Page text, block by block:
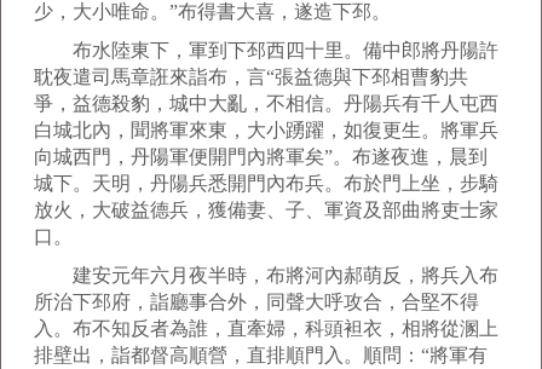
少，大小唯命。”布得書大喜，遂造下邳。
布水陸東下，軍到下邳西四十里。備中郎將丹陽許
耽夜遣司馬章誑來詣布，言“張益德與下邳相曹豹共
爭，益德殺豹，城中大亂，不相信。丹陽兵有千人屯西
白城北內，聞將軍來東，大小踴躍，如復更生。將軍兵
向城西門，丹陽軍便開門內將軍矣”。布遂夜進，晨到
城下。天明，丹陽兵悉開門內布兵。布於門上坐，步騎
放火，大破益德兵，獲備妻、子、軍資及部曲將吏士家
口。
建安元年六月夜半時，布將河內郝萌反，將兵入布
所治下邳府，詣廳事合外，同聲大呼攻合，合堅不得
入。布不知反者為誰，直牽婦，科頭袒衣，相將從溷上
排壁出，詣都督高順營，直排順門入。順問：“將軍有